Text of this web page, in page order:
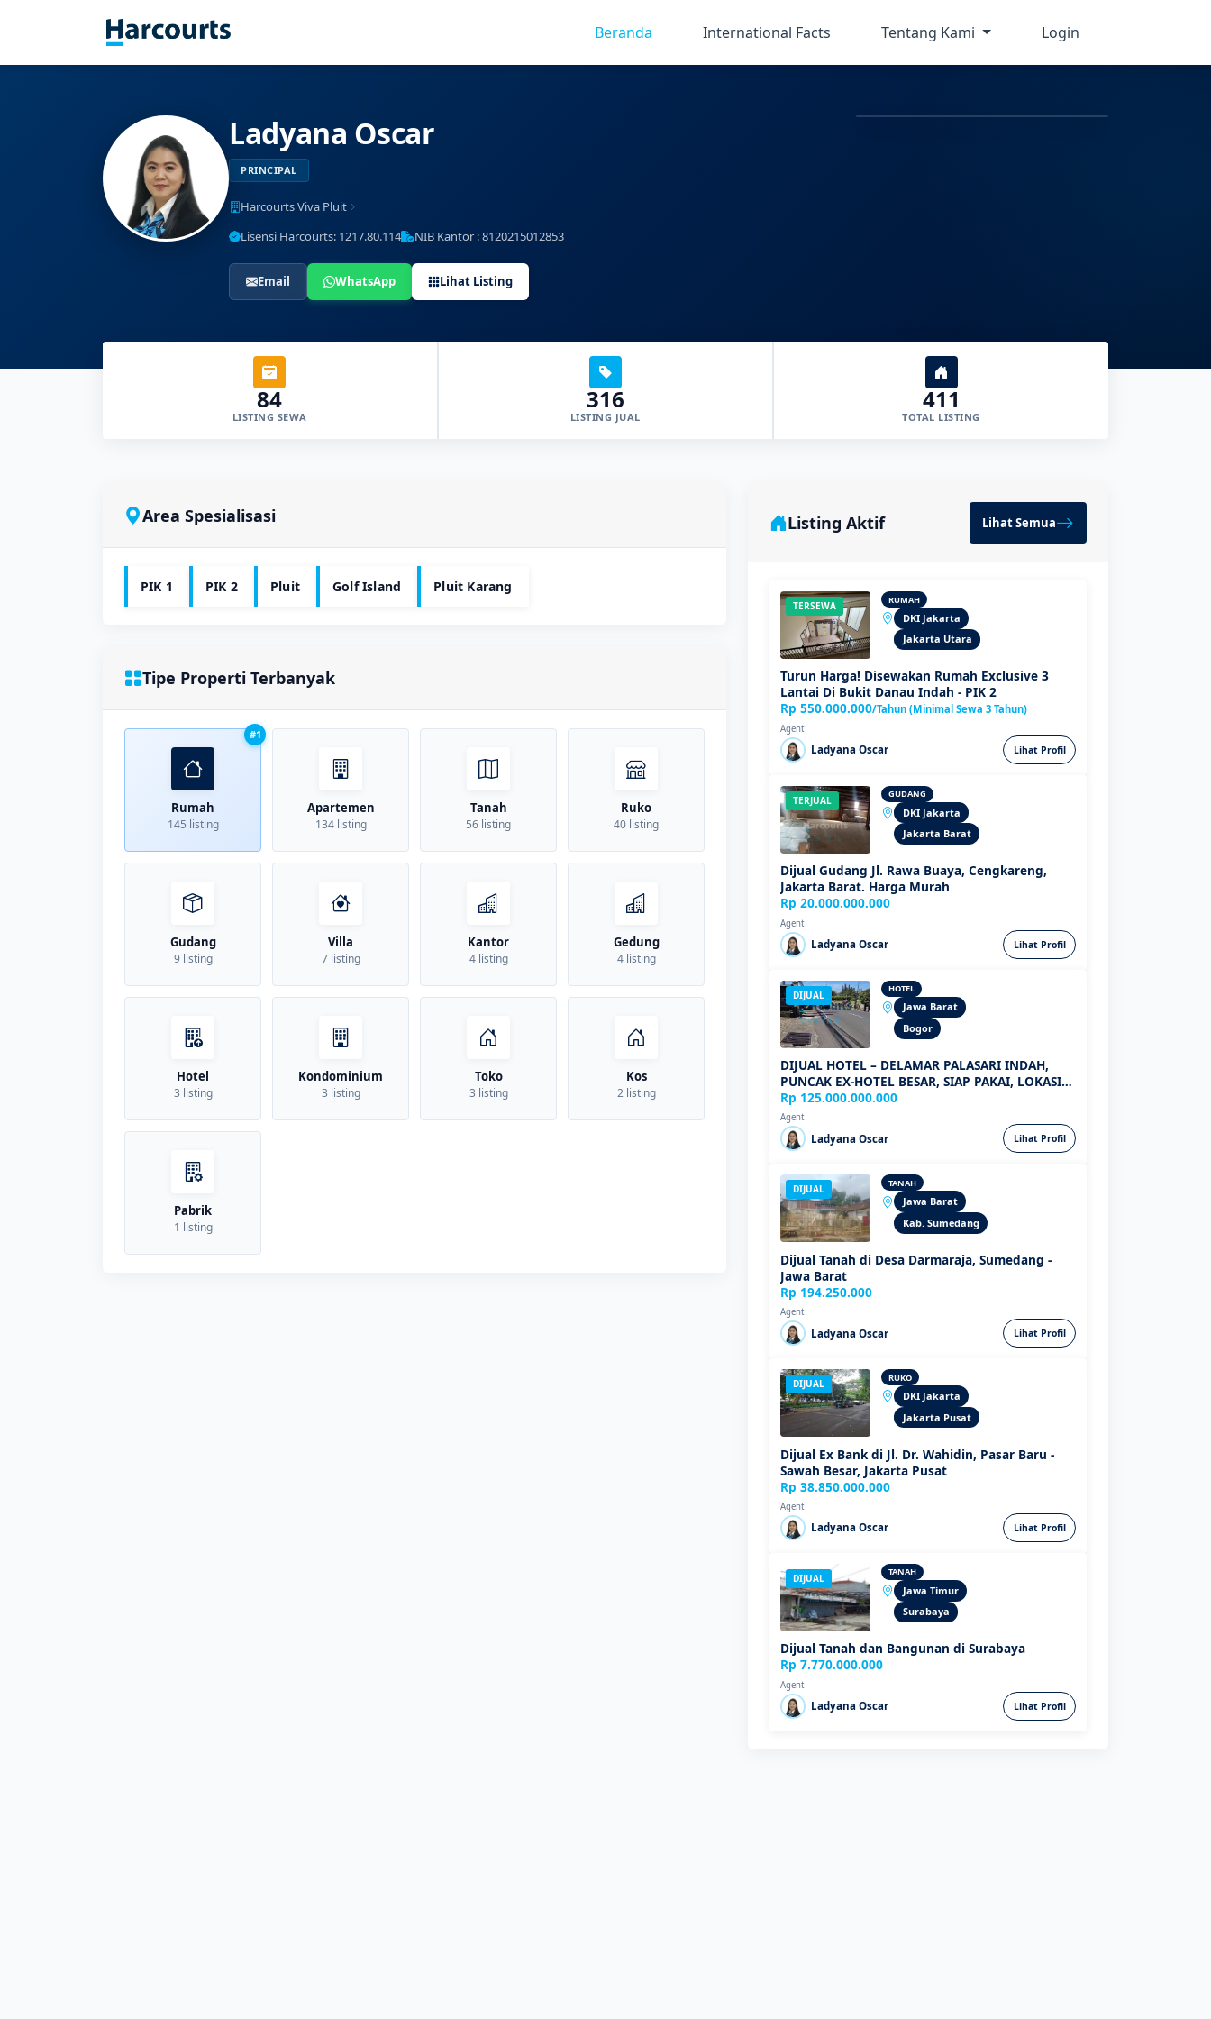
Beranda International Facts Tentang Kami Login
Ladyana Oscar
PRINCIPAL
Harcourts Viva Pluit
Lisensi Harcourts: 1217.80.114
NIB Kantor : 8120215012853
Email WhatsApp Lihat Listing
84
LISTING SEWA
316
LISTING JUAL
411
TOTAL LISTING
Area Spesialisasi
PIK 1 PIK 2 Pluit Golf Island Pluit Karang
Tipe Properti Terbanyak
Rumah
145 listing
#1
Apartemen
134 listing
Tanah
56 listing
Ruko
40 listing
Gudang
9 listing
Villa
7 listing
Kantor
4 listing
Gedung
4 listing
Hotel
3 listing
Kondominium
3 listing
Toko
3 listing
Kos
2 listing
Pabrik
1 listing
Listing Aktif Lihat Semua
TERSEWA RUMAH
DKI Jakarta
Jakarta Utara
Turun Harga! Disewakan Rumah Exclusive 3
Lantai Di Bukit Danau Indah - PIK 2
Rp 550.000.000/Tahun (Minimal Sewa 3 Tahun)
Agent
Ladyana Oscar Lihat Profil
TERJUAL GUDANG
DKI Jakarta
Jakarta Barat
Dijual Gudang Jl. Rawa Buaya, Cengkareng,
Jakarta Barat. Harga Murah
Rp 20.000.000.000
Agent
Ladyana Oscar Lihat Profil
DIJUAL HOTEL
Jawa Barat
Bogor
DIJUAL HOTEL – DELAMAR PALASARI INDAH,
PUNCAK EX-HOTEL BESAR, SIAP PAKAI, LOKASI
PREMIUM!
Rp 125.000.000.000
Agent
Ladyana Oscar Lihat Profil
DIJUAL TANAH
Jawa Barat
Kab. Sumedang
Dijual Tanah di Desa Darmaraja, Sumedang -
Jawa Barat
Rp 194.250.000
Agent
Ladyana Oscar Lihat Profil
DIJUAL RUKO
DKI Jakarta
Jakarta Pusat
Dijual Ex Bank di Jl. Dr. Wahidin, Pasar Baru -
Sawah Besar, Jakarta Pusat
Rp 38.850.000.000
Agent
Ladyana Oscar Lihat Profil
DIJUAL TANAH
Jawa Timur
Surabaya
Dijual Tanah dan Bangunan di Surabaya
Rp 7.770.000.000
Agent
Ladyana Oscar Lihat Profil